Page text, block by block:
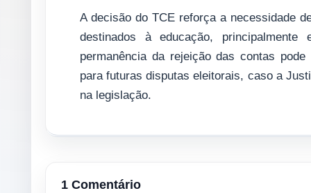
A decisão do TCE reforça a necessidade
destinados à educação,
permanência da rejeição das contas
para futuras disputas eleitorais, caso a
na legislação.
1 Comentário